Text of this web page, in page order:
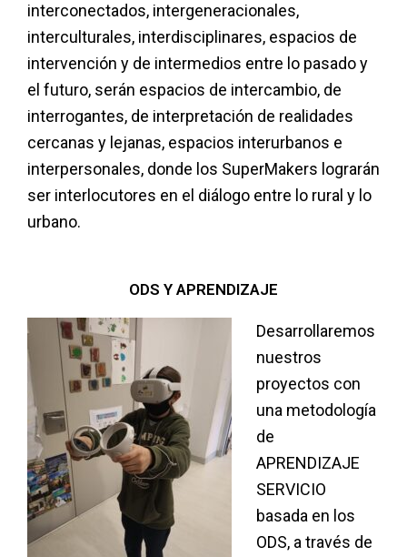
interconectados, intergeneracionales,
interculturales, interdisciplinares, espacios de
intervención y de intermedios entre lo pasado y
el futuro, serán espacios de intercambio, de
interrogantes, de interpretación de realidades
cercanas y lejanas, espacios interurbanos e
interpersonales, donde los SuperMakers lograrán
ser interlocutores en el diálogo entre lo rural y lo
urbano.
ODS Y APRENDIZAJE
Desarrollaremos
nuestros
proyectos con
una metodología
de
APRENDIZAJE
SERVICIO
basada en los
ODS, a través de